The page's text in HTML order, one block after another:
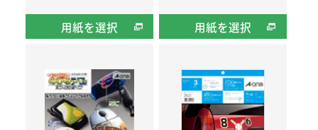
用紙を選択 用紙を選択